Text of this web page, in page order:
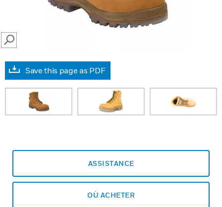
SEARCH
Save this page as PDF
ASSISTANCE
OÙ ACHETER